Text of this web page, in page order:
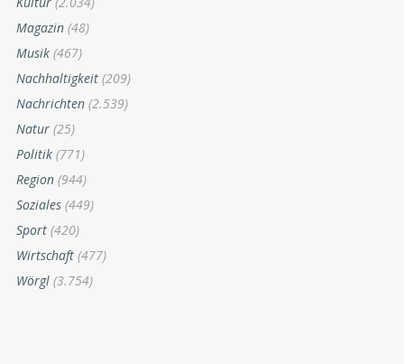
Magazin (48)
Musik (467)
Nachhaltigkeit (209)
Nachrichten (2.539)
Natur (25)
Politik (771)
Region (944)
Soziales (449)
Sport (420)
Wirtschaft (477)
Wörgl (3.754)